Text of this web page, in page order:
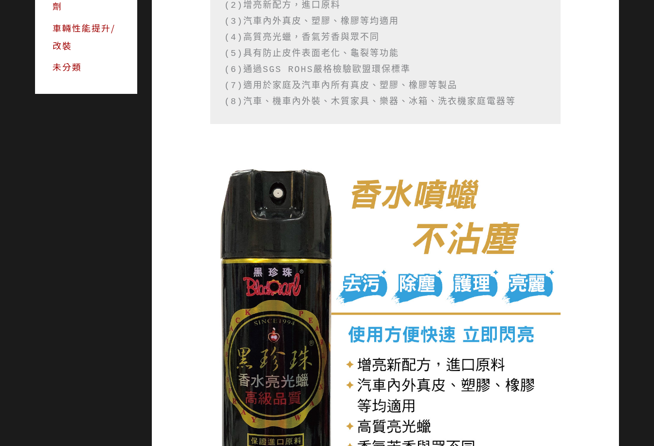
劑
車輛性能提升/
改裝
未分類
(2)增亮新配方，進口原料
(3)汽車內外真皮、塑膠、橡膠等均適用
(4)高質亮光蠟，香氣芳香與眾不同
(5)具有防止皮件表面老化、龜裂等功能
(6)通過SGS ROHS嚴格檢驗歐盟環保標準
(7)適用於家庭及汽車內所有真皮、塑膠、橡膠等製品
(8)汽車、機車內外裝、木質家具、樂器、冰箱、洗衣機家庭電器等